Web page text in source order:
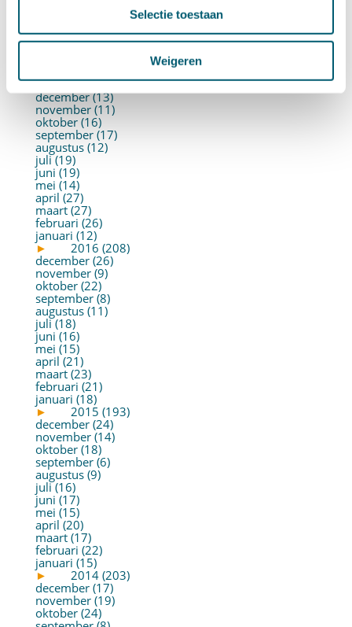
Selectie toestaan
Weigeren
april (22)
maart (10)
►
2017 (213)
december (13)
november (11)
oktober (16)
september (17)
augustus (12)
juli (19)
juni (19)
mei (14)
april (27)
maart (27)
februari (26)
januari (12)
►
2016 (208)
december (26)
november (9)
oktober (22)
september (8)
augustus (11)
juli (18)
juni (16)
mei (15)
april (21)
maart (23)
februari (21)
januari (18)
►
2015 (193)
december (24)
november (14)
oktober (18)
september (6)
augustus (9)
juli (16)
juni (17)
mei (15)
april (20)
maart (17)
februari (22)
januari (15)
►
2014 (203)
december (17)
november (19)
oktober (24)